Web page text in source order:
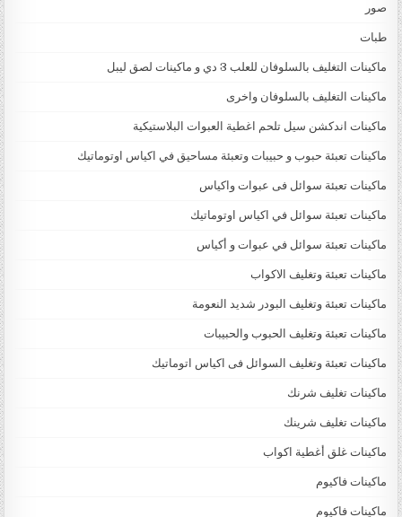
صور
طبات
ماكينات التغليف بالسلوفان للعلب 3 دي و ماكينات لصق ليبل
ماكينات التغليف بالسلوفان واخرى
ماكينات اندكشن سيل تلحم اغطية العبوات البلاستيكية
ماكينات تعبئة حبوب و حبيبات وتعبئة مساحيق في اكياس اوتوماتيك
ماكينات تعبئة سوائل فى عبوات واكياس
ماكينات تعبئة سوائل في اكياس اوتوماتيك
ماكينات تعبئة سوائل في عبوات و أكياس
ماكينات تعبئة وتغليف الاكواب
ماكينات تعبئة وتغليف البودر شديد النعومة
ماكينات تعبئة وتغليف الحبوب والحبيبات
ماكينات تعبئة وتغليف السوائل فى اكياس اتوماتيك
ماكينات تغليف شرنك
ماكينات تغليف شرينك
ماكينات غلق أغطية اكواب
ماكينات فاكيوم
ماكينات فاكيوم